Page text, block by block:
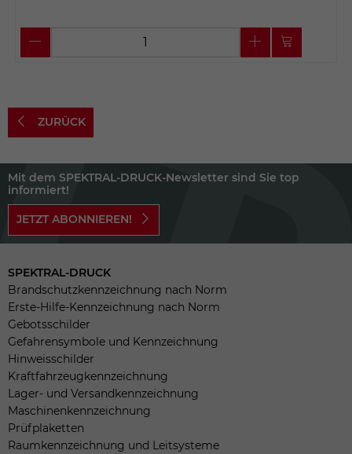
ZURÜCK
Mit dem SPEKTRAL-DRUCK-Newsletter sind Sie top
informiert!
JETZT ABONNIEREN!
SPEKTRAL-DRUCK
Brandschutzkennzeichnung nach Norm
Erste-Hilfe-Kennzeichnung nach Norm
Gebotsschilder
Gefahrensymbole und Kennzeichnung
Hinweisschilder
Kraftfahrzeugkennzeichnung
Lager- und Versandkennzeichnung
Maschinenkennzeichnung
Prüfplaketten
Raumkennzeichnung und Leitsysteme